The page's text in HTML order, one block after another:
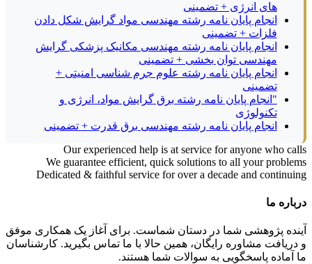
های انرژی + تضمینی
انجام پایان نامه رشته مهندسی مواد گرایش شکل دادن
فلزات + تضمینی
انجام پایان نامه رشته مهندسی مکانیک پزشکی گرایش
مهندسی توان بخشی + تضمینی
انجام پایان نامه رشته علوم جرم شناسی امنیتی +
تضمینی
"انجام پایان نامه رشته برق گرایش مواد، انرژی و
تکنولوژی
انجام پایان نامه رشته مهندسی برق قدرت + تضمینی
Our experienced help is at service for anyone who calls
We guarantee efficient, quick solutions to all your problems
Dedicated & faithful service for over a decade and continuing
درباره ما
آینده پژوهشی شما در دستان شماست. برای آغاز یک همکاری موفق
و دریافت مشاوره رایگان، همین حالا با ما تماس بگیرید. کارشناسان
ما آماده پاسخگویی به سوالات شما هستند.